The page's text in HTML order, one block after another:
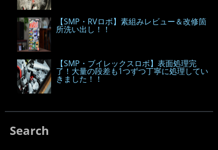
【SMP・RVロボ】素組みレビュー＆改修箇
所洗い出し！！
【SMP・ブイレックスロボ】表面処理完
了！大量の段差も1つずつ丁寧に処理してい
きました！！
Search